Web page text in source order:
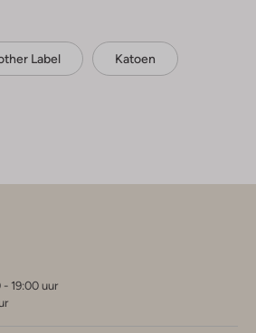
Label Katoen
19:00 uur